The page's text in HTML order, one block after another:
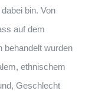
bin. Von
auf dem
behandelt wurden
ethnischem
Geschlecht